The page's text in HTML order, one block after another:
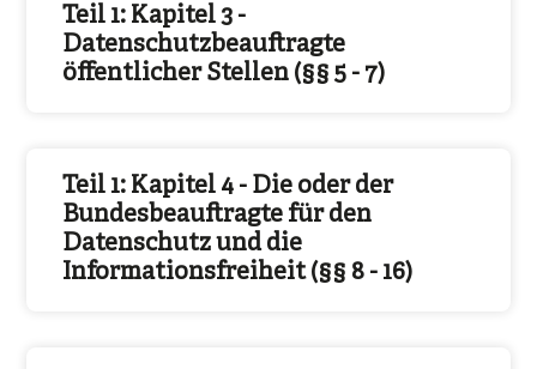
Teil 1: Kapitel 3 -
Datenschutzbeauftragte
öffentlicher Stellen (§§ 5 - 7)
Teil 1: Kapitel 4 - Die oder der
Bundesbeauftragte für den
Datenschutz und die
Informationsfreiheit (§§ 8 - 16)